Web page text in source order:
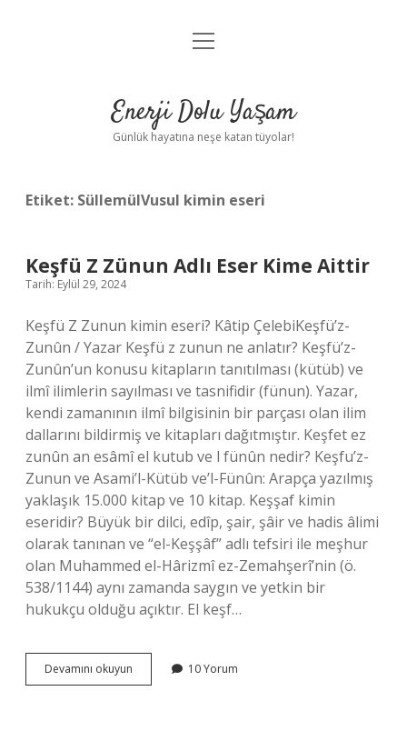
Anasayfa
Yasal Uyarı
menüyü
Enerji Dolu Yaşam
Günlük hayatına neşe katan tüyolar!
Etiket: SüllemülVusul kimin eseri
Keşfü Z Zünun Adlı Eser Kime Aittir
Tarih: Eylül 29, 2024
Keşfü Z Zunun kimin eseri? Kâtip ÇelebiKeşfü’z-
Zunûn / Yazar Keşfü z zunun ne anlatır? Keşfü’z-
Zunûn’un konusu kitapların tanıtılması (kütüb) ve
ilmî ilimlerin sayılması ve tasnifidir (fünun). Yazar,
kendi zamanının ilmî bilgisinin bir parçası olan ilim
dallarını bildirmiş ve kitapları dağıtmıştır. Keşfet ez
zunûn an esâmî el kutub ve l fünûn nedir? Keşfu’z-
Zunun ve Asami’l-Kütüb ve’l-Fünûn: Arapça yazılmış
yaklaşık 15.000 kitap ve 10 kitap. Keşşaf kimin
eseridir? Büyük bir dilci, edîp, şair, şâir ve hadis âlimi
olarak tanınan ve “el-Keşşâf” adlı tefsiri ile meşhur
olan Muhammed el-Hârizmî ez-Zemahşerî’nin (ö.
538/1144) aynı zamanda saygın ve yetkin bir
hukukçu olduğu açıktır. El keşf…
Devamını okuyun
Z
10 Yorum